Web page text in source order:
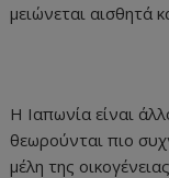
μειώνεται αισθητά
Η Ιαπωνία είναι
θεωρούνται πιο
μέλη της